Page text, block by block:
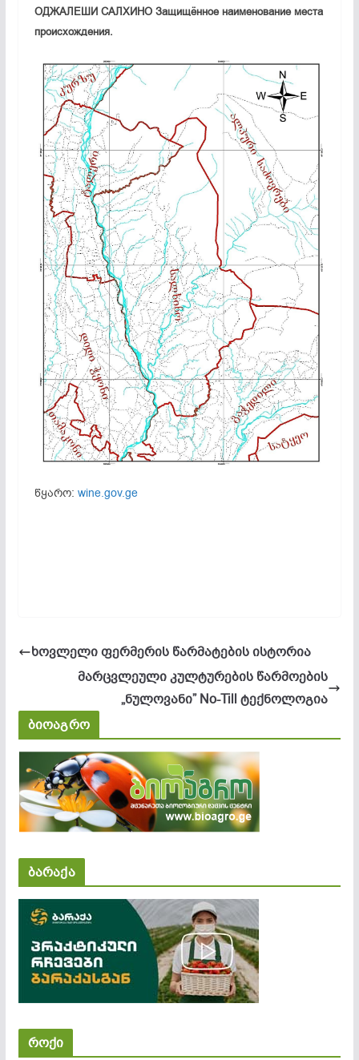
ОДЖАЛЕШИ САЛХИНО Защищённое наименование места
происхождения.
წყარო: wine.gov.ge
ხოვლელი ფერმერის წარმატების ისტორია
მარცვლეული კულტურების წარმოების
„ნულოვანი” No-Till ტექნოლოგია
ბიოაგრო
ბარაქა
როქი